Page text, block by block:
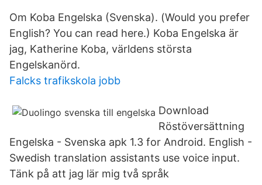
Om Koba Engelska (Svenska). (Would you prefer
English? You can read here.) Koba Engelska är
jag, Katherine Koba, världens största
Engelskanörd.
Falcks trafikskola jobb
Download
Röstöversättning
Engelska - Svenska apk 1.3 for Android. English -
Swedish translation assistants use voice input.
Tänk på att jag lär mig två språk